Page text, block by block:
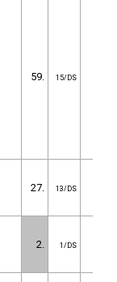
59. 15/DS
27. 13/DS
2. 1/DS